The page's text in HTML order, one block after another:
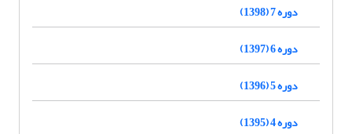
دوره 7 (1398)
دوره 6 (1397)
دوره 5 (1396)
دوره 4 (1395)